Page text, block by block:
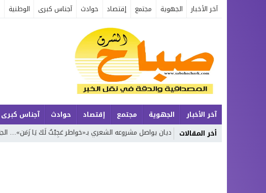
آخر الأخبار الجهوية مجتمع إقتصاد حوادث آجناس كبرى الوطنية
آخر الأخبار الجهوية مجتمع إقتصاد حوادث آجناس كبرى
أخر المقالات
محمد بوجديان يواصل مشروعه الشعري بـ«خواطر عَجِبْتُ لَكَ يَا زَمَن»… الجزء الرابع